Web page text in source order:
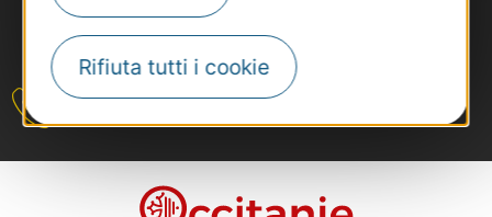
Rifiuta tutti i cookie
#VoyageOccitanie